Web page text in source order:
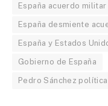
España acuerdo militar
España desmiente
España y Estados
Gobierno de España
Pedro Sánchez